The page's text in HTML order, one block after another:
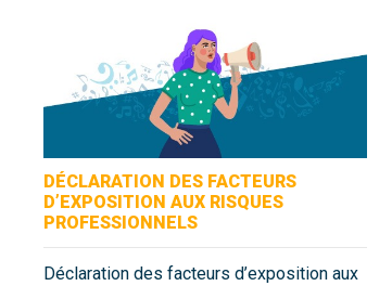
DÉCLARATION DES FACTEURS
D’EXPOSITION AUX RISQUES
PROFESSIONNELS
Déclaration des facteurs d’exposition aux